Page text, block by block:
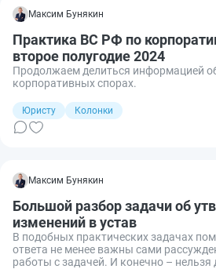
Максим Бунякин
Практика ВС РФ по
второе полугодие 2024
Продолжаем делиться информацией
корпоративных спорах.
Юристу
Колонки
Максим Бунякин
Большой разбор задачи об
изменений в устав
В подобных практических задачах
ответа не менее важны сами
работы с задачей. И конечно – нельзя